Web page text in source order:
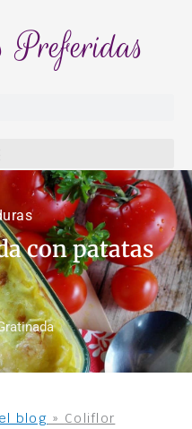
con patatas
blog » Coliflor